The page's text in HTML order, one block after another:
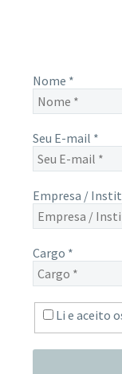
Nome *
Seu E-mail *
Empresa /
Cargo *
Li e aceito